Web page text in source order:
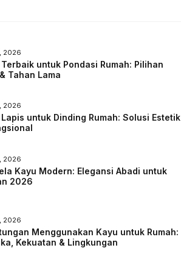
2026
untuk Pondasi Rumah: Pilihan
Tahan Lama
2026
untuk Dinding Rumah: Solusi Estetik
2026
Kayu Modern: Elegansi Abadi untuk
2026
2026
Menggunakan Kayu untuk Rumah:
Kekuatan & Lingkungan